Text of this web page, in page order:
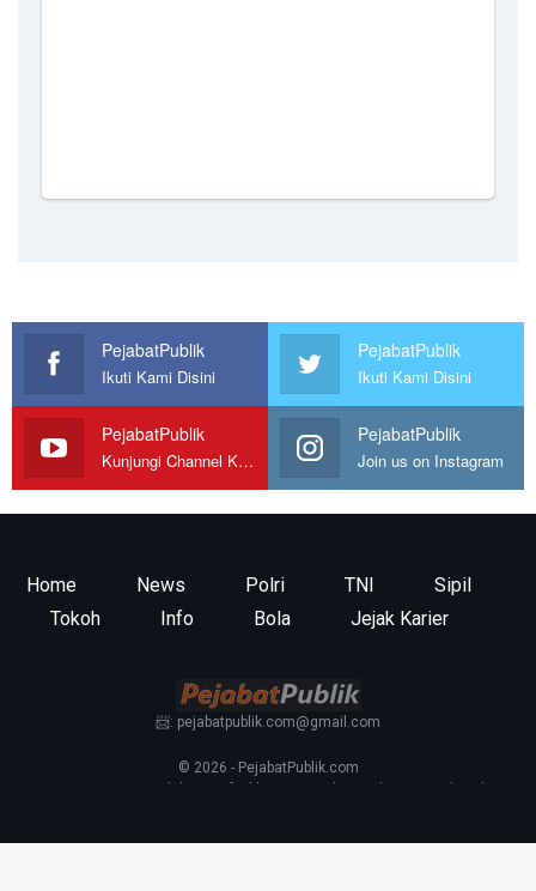
PejabatPublik
Ikuti Kami Disini
PejabatPublik
Ikuti Kami Disini
PejabatPublik
Kunjungi Channel Kami
PejabatPublik
Join us on Instagram
Home News Polri TNI
Sipil
Tokoh
Info Bola Jejak Karier
📨: pejabatpublik.com@gmail.com
© 2026 - PejabatPublik.com